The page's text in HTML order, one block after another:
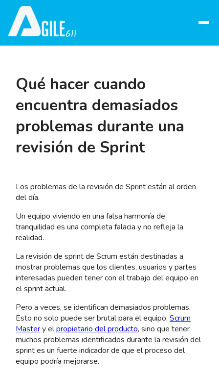
Abrir
Qué hacer cuando
encuentra demasiados
problemas durante una
revisión de Sprint
Los problemas de la revisión de Sprint están al orden
del día.
Un equipo viviendo en una falsa harmonía de
tranquilidad es una completa falacia y no refleja la
realidad.
La revisión de sprint de Scrum están destinadas a
mostrar problemas que los clientes, usuarios y partes
interesadas pueden tener con el trabajo del equipo en
el sprint actual.
Pero a veces, se identifican demasiados problemas.
Esto no solo puede ser brutal para el equipo, Scrum
Mastery elpropietario del producto, sino que tener
muchos problemas identificados durante la revisión del
sprint es un fuerte indicador de que el proceso del
equipo podría mejorarse.